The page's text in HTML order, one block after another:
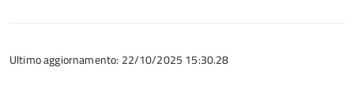
Ultimo aggiornamento: 22/10/2025 15:30.28